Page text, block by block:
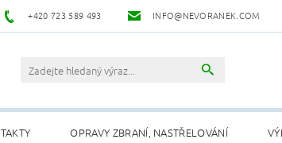
+420 723 589 493 INFO@NEVORANEK.COM
OPRAVY ZBRANÍ, NASTŘELOVÁNÍ